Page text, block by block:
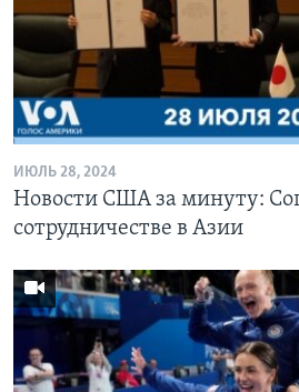
ИЮЛЬ 28, 2024
Новости США за минуту:
сотрудничестве в Азии